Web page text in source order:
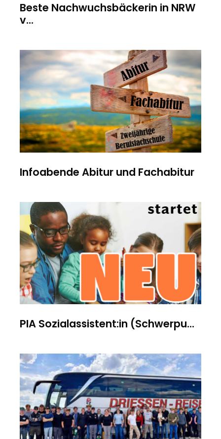
Beste Nachwuchsbäckerin in NRW
v...
Infoabende Abitur und Fachabitur
PIA Sozialassistent:in (Schwerpu...